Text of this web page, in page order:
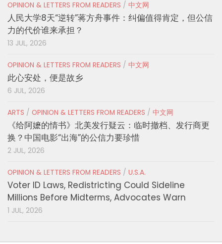
OPINION & LETTERS FROM READERS / 中文网
人民大学8天“逆转”蒋方舟事件：纠偏值得肯定，但公信
力的代价谁来承担？
13 JUL, 2026
OPINION & LETTERS FROM READERS / 中文网
此心安处，便是故乡
6 JUL, 2026
ARTS / OPINION & LETTERS FROM READERS / 中文网
《给阿嬷的情书》北美发行疑云：临时撤档、发行商更
换？中国电影“出海”的公信力要珍惜
2 JUL, 2026
OPINION & LETTERS FROM READERS / U.S.A.
Voter ID Laws, Redistricting Could Sideline
Millions Before Midterms, Advocates Warn
1 JUL, 2026